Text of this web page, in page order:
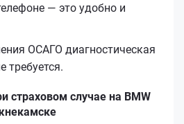
— это удобно и
ОСАГО диагностическая
требуется.
страховом случае на BMW